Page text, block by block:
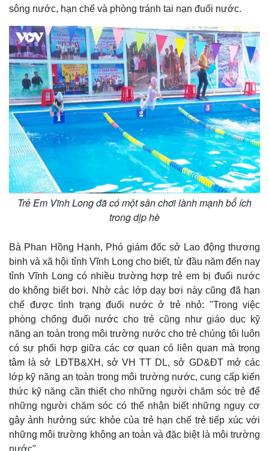
sông nước, hạn chế và phòng tránh tai nạn đuối nước.
Trẻ Em Vĩnh Long đã có một sân chơi lành mạnh bổ ích
trong dịp hè
Bà Phan Hồng Hạnh, Phó giám đốc sở Lao động thương
binh và xã hội tỉnh Vĩnh Long cho biết, từ đầu năm đến nay
tỉnh Vĩnh Long có nhiều trường hợp trẻ em bị đuối nước
do không biết bơi. Nhờ các lớp dạy bơi này cũng đã hạn
chế được tình trạng đuối nước ở trẻ nhỏ: "Trong việc
phòng chống đuối nước cho trẻ cũng như giáo dục kỹ
năng an toàn trong môi trường nước cho trẻ chúng tôi luôn
có sự phối hợp giữa các cơ quan có liên quan mà trọng
tâm là sở LĐTB&XH, sở VH TT DL, sở GD&ĐT mở các
lớp kỹ năng an toàn trong môi trường nước, cung cấp kiến
thức kỹ năng cần thiết cho những người chăm sóc trẻ để
những người chăm sóc có thể nhận biết những nguy cơ
gây ảnh hưởng sức khỏe của trẻ hạn chế trẻ tiếp xúc với
những môi trường không an toàn và đặc biệt là môi trường
nước".